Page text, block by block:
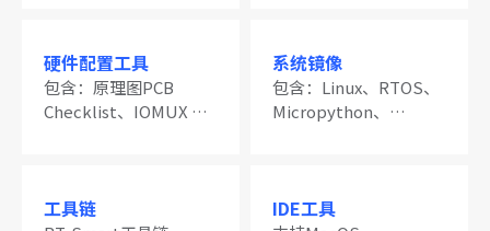
硬件配置工具
包含：原理图PCB
Checklist、IOMUX 配
系统镜像
包含：Linux、RTOS、
Micropython、
工具链 IDE工具